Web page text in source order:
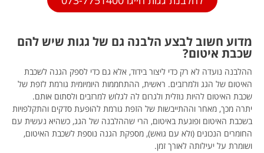
מדוע חשוב לבצע הלבנה גם של גגות שיש להם
שכבת איטום?
ההלבנה נועדה לא רק כדי ליצור בידוד, אלא גם כדי לספק הגנה לשכבת
האיטום של הגג ולמרזבים. ראשית, ההתחממות היומיומית גורמת לזפת של
שכבת האיטום להיות נוזלית ולגרום לה לגלוש למרזבים ולסתום אותם.
יתרה מכך, מאחר וההתייבשות של הזפת גורמת להופעת סדקים והתקלפויות
בשכבת האיטום ופוגעת באיטום, הרי שההלבנה של הגג, כשהיא נעשית עם
החומרים הנכונים (ולא עם גואש), מספקת הגנה נוספת לשכבת האיטום,
ושומרת על יעילותה לאורך זמן.